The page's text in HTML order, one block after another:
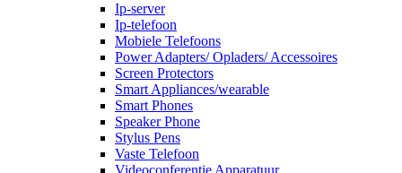
Ip-server
Ip-telefoon
Mobiele Telefoons
Power Adapters/ Opladers/ Accessoires
Screen Protectors
Smart Appliances/wearable
Smart Phones
Speaker Phone
Stylus Pens
Vaste Telefoon
Videoconferentie Apparatuur